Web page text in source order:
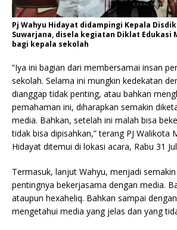
Pj Wahyu Hidayat didampingi Kepala
Suwarjana, disela kegiatan Diklat Edukasi
bagi kepala sekolah
“Iya ini bagian dari membersamai insan
sekolah. Selama ini mungkin kedekatan
dianggap tidak penting, atau bahkan
pemahaman ini, diharapkan semakin
media. Bahkan, setelah ini malah bisa
tidak bisa dipisahkan,” terang PJ Walikota
Hidayat ditemui di lokasi acara, Rabu 31
Termasuk, lanjut Wahyu, menjadi
pentingnya bekerjasama dengan media.
ataupun hexaheliq. Bahkan sampai
mengetahui media yang jelas dan yang